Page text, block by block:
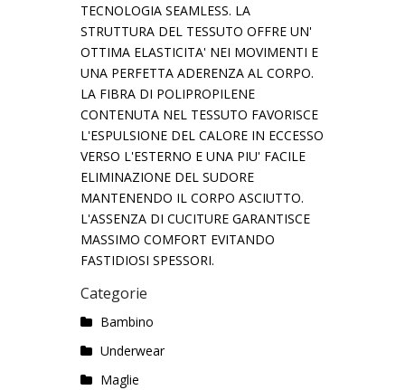
TECNOLOGIA SEAMLESS. LA
STRUTTURA DEL TESSUTO OFFRE UN'
OTTIMA ELASTICITA' NEI MOVIMENTI E
UNA PERFETTA ADERENZA AL CORPO.
LA FIBRA DI POLIPROPILENE
CONTENUTA NEL TESSUTO FAVORISCE
L'ESPULSIONE DEL CALORE IN ECCESSO
VERSO L'ESTERNO E UNA PIU' FACILE
ELIMINAZIONE DEL SUDORE
MANTENENDO IL CORPO ASCIUTTO.
L'ASSENZA DI CUCITURE GARANTISCE
MASSIMO COMFORT EVITANDO
FASTIDIOSI SPESSORI.
Categorie
Bambino
Underwear
Maglie